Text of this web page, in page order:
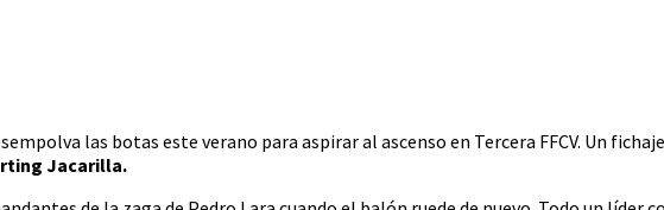
las botas este verano para aspirar al ascenso en Tercera FFCV. Un
Jacarilla.